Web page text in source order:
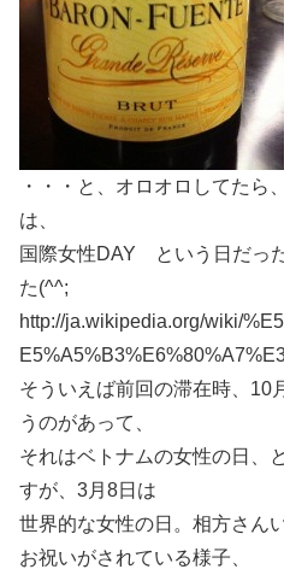
・・・と、オロオロしてたら
は、
国際女性DAY という日だっ
た(^^;
http://ja.wikipedia.org/wiki/
そういえば前回の滞在時、10
うのがあって、
それはベトナムの女性の日、
すが、3月8日は
世界的な女性の日。相方さん
お祝いがされている様子、